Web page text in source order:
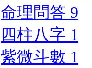
命理問答 9
四柱八字 1
紫微斗數 1